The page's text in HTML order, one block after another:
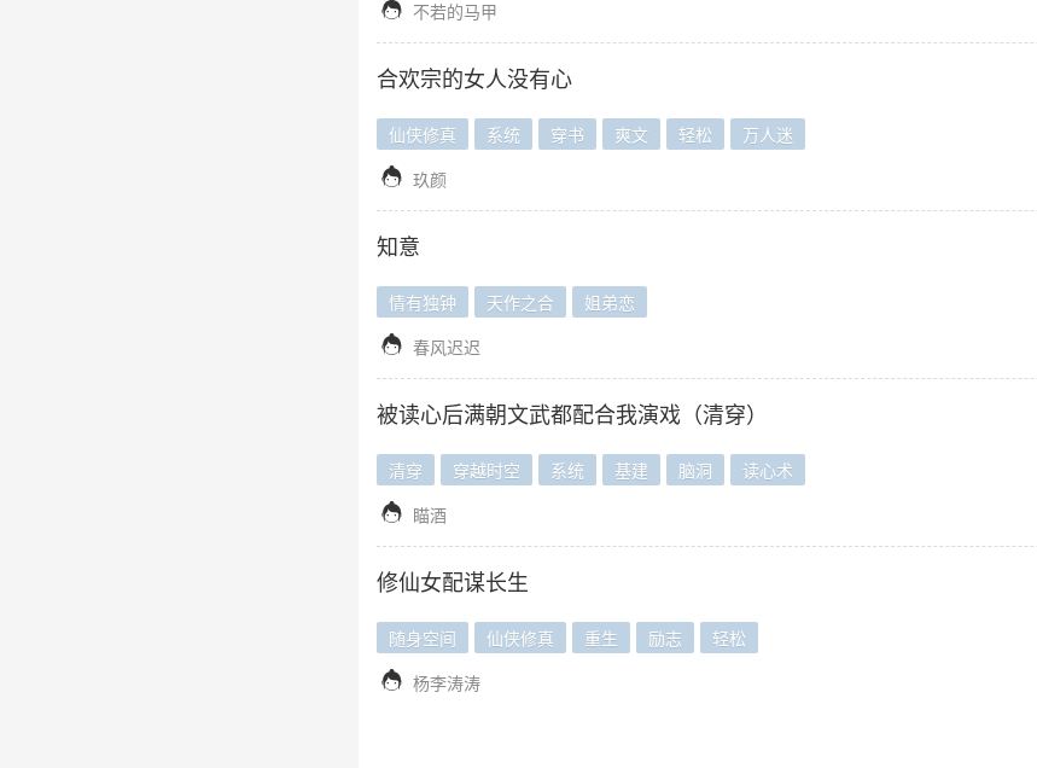
 不若的马甲
合欢宗的女人没有心
仙侠修真 系统 穿书 爽文 轻松 万人迷
 玖颜
知意
情有独钟 天作之合 姐弟恋
 春风迟迟
被读心后满朝文武都配合我演戏（清穿）
清穿 穿越时空 系统 基建 脑洞 读心术
 瞄酒
修仙女配谋长生
随身空间 仙侠修真 重生 励志 轻松
 杨李涛涛